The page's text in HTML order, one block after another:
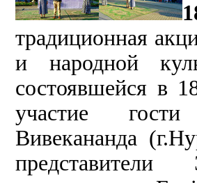
традиционная
и народной
состоявшейся в
участие гости
Вивекананда
представители